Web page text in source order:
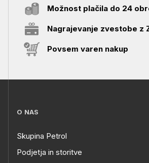
Možnost plačila do 24
Nagrajevanje zvestobe z
Povsem varen nakup
O NAS
Skupina Petrol
Podjetja in storitve